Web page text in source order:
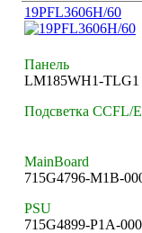
19PFL3606H/60
Панель
LM185WH1-TLG1
Подсветка CCFL/
MainBoard
715G4796-M1B-
PSU
715G4899-P1A-